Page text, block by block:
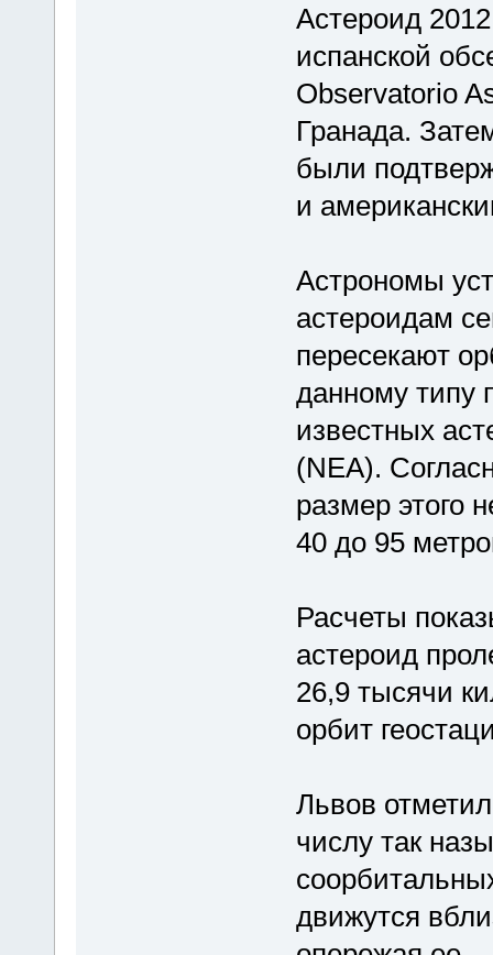
Астероид
испанской
Observatorio
Гранада.
были
и
Астрономы
астероидам
пересекают
данному типу
известных
(NEA).
размер этого
40 до 95
Расчеты
астероид
26,9 тысячи
орбит
Львов
числу так
движутся